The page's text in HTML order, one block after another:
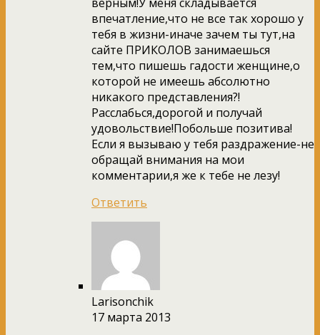
впечатление,что не все так хорошо у
тебя в жизни-иначе зачем ты тут,на
сайте ПРИКОЛОВ занимаешься
тем,что пишешь гадости женщине,о
которой не имеешь абсолютно
никакого представления?!
Расслабься,дорогой и получай
удовольствие!Побольше позитива!
Если я вызываю у тебя раздражение-не
обращай внимания на мои
комментарии,я же к тебе не лезу!
Ответить
Larisonchik
17 марта 2013